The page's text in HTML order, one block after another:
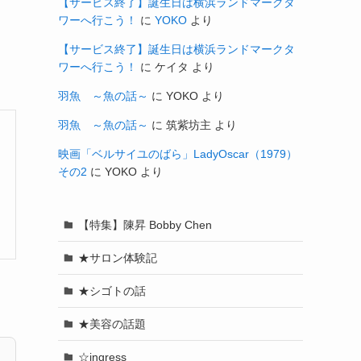
ワーへ行こう！
に YOKO より
【サービス終了】誕生日は横浜ランドマークタ
ワーへ行こう！
に ケイタ より
羽魚 ～魚の話～ に YOKO より
羽魚 ～魚の話～ に 筑紫坊主 より
映画「ベルサイユのばら」LadyOscar（1979）
その2 に YOKO より
【特集】陳昇 Bobby Chen
★サロン体験記
★シゴトの話
★美容の話題
☆ingress